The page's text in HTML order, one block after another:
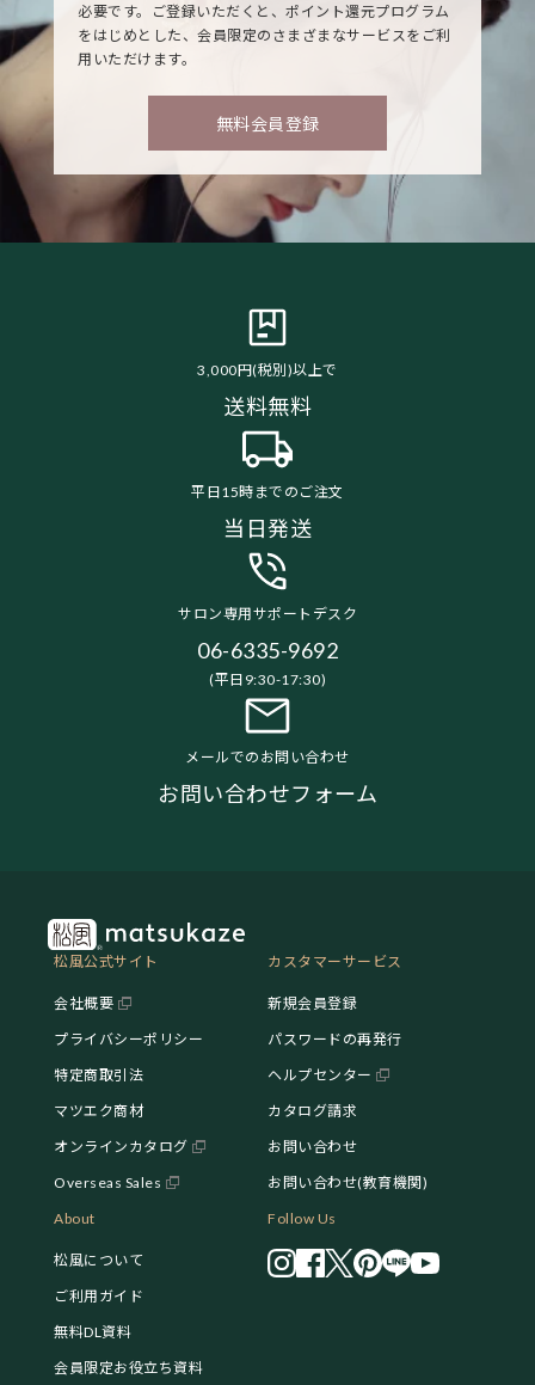
必要です。ご登録いただくと、ポイント還元プログラム
をはじめとした、会員限定のさまざまなサービスをご利
用いただけます。
無料会員登録
3,000円(税別)以上で
送料無料
平日15時までのご注文
当日発送
サロン専用サポートデスク
06-6335-9692
(平日9:30-17:30)
メールでのお問い合わせ
お問い合わせフォーム
松風公式サイト
会社概要
プライバシーポリシー
特定商取引法
マツエク商材
オンラインカタログ
Overseas Sales
カスタマーサービス
新規会員登録
パスワードの再発行
ヘルプセンター
カタログ請求
お問い合わせ
お問い合わせ(教育機関)
About
松風について
ご利用ガイド
無料DL資料
会員限定お役立ち資料
Follow Us